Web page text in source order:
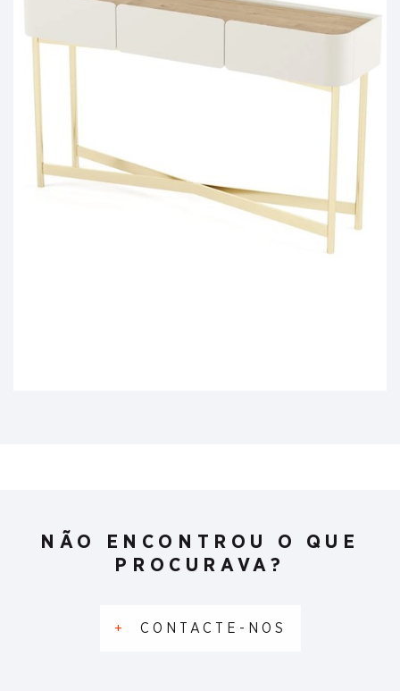
NÃO ENCONTROU O QUE
PROCURAVA?
+ CONTACTE-NOS